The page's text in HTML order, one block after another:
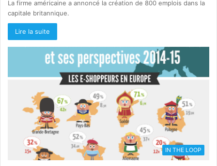
La firme américaine a annoncé la création de 800 emplois dans la
capitale britannique.
Lire la suite
IN THE LOOP